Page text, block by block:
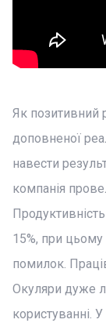
Як позитивний
доповненої
навести
компанія
15%, при цьому
помилок.
Окуляри дуже
користуванні.